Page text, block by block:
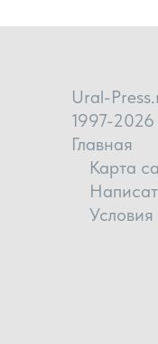
Ural-
1997-2026
Главная
Карта